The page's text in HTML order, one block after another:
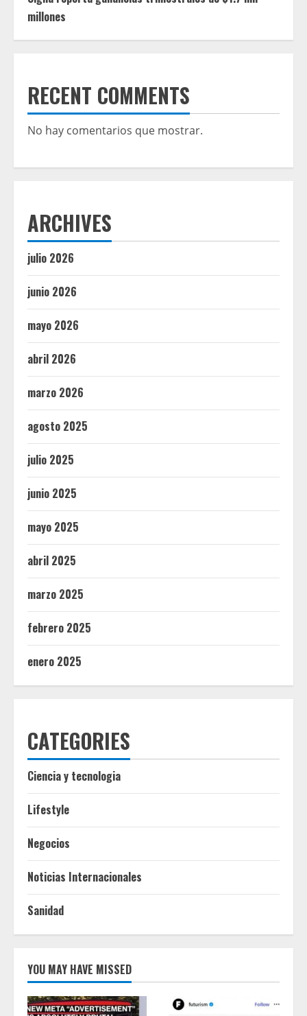
millones
RECENT COMMENTS
No hay comentarios que mostrar.
ARCHIVES
julio 2026
junio 2026
mayo 2026
abril 2026
marzo 2026
agosto 2025
julio 2025
junio 2025
mayo 2025
abril 2025
marzo 2025
febrero 2025
enero 2025
CATEGORIES
Ciencia y tecnologia
Lifestyle
Negocios
Noticias Internacionales
Sanidad
YOU MAY HAVE MISSED